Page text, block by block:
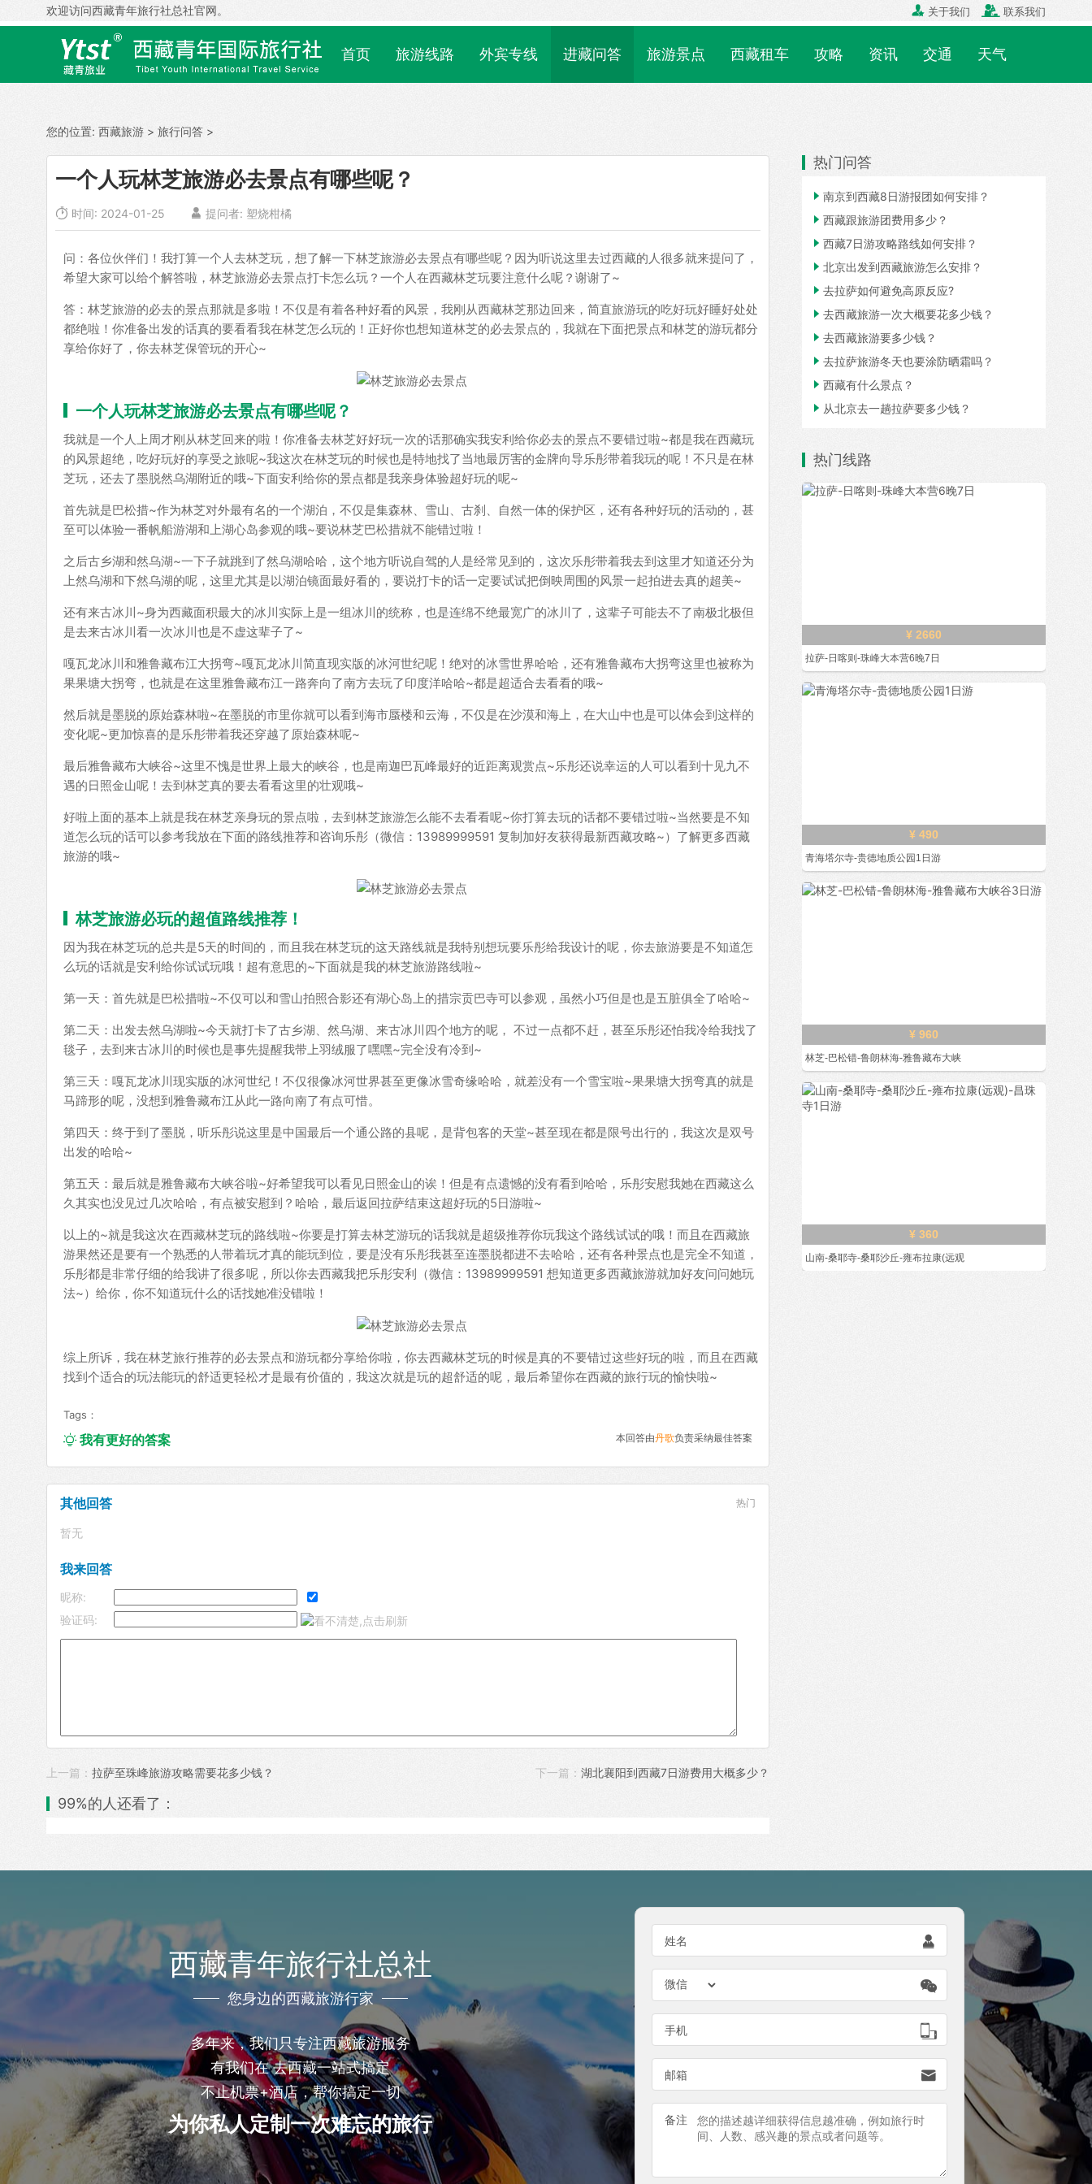
欢迎访问西藏青年旅行社总社官网。  关于我们  联系我们
首页 旅游线路 外宾专线 进藏问答 旅游景点 西藏租车 攻略 资讯 交通 天气
您的位置: 西藏旅游 > 旅行问答 >
一个人玩林芝旅游必去景点有哪些呢？
 时间: 2024-01-25  提问者: 塑烧柑橘
问：各位伙伴们！我打算一个人去林芝玩，想了解一下林芝旅游必去景点有哪些呢？因为听说这里去过西藏的人很多就来提问了，
希望大家可以给个解答啦，林芝旅游必去景点打卡怎么玩？一个人在西藏林芝玩要注意什么呢？谢谢了~
答：林芝旅游的必去的景点那就是多啦！不仅是有着各种好看的风景，我刚从西藏林芝那边回来，简直旅游玩的吃好玩好睡好处处
都绝啦！你准备出发的话真的要看看我在林芝怎么玩的！正好你也想知道林芝的必去景点的，我就在下面把景点和林芝的游玩都分
享给你好了，你去林芝保管玩的开心~
一个人玩林芝旅游必去景点有哪些呢？
我就是一个人上周才刚从林芝回来的啦！你准备去林芝好好玩一次的话那确实我安利给你必去的景点不要错过啦~都是我在西藏玩
的风景超绝，吃好玩好的享受之旅呢~我这次在林芝玩的时候也是特地找了当地最厉害的金牌向导乐彤带着我玩的呢！不只是在林
芝玩，还去了墨脱然乌湖附近的哦~下面安利给你的景点都是我亲身体验超好玩的呢~
首先就是巴松措~作为林芝对外最有名的一个湖泊，不仅是集森林、雪山、古刹、自然一体的保护区，还有各种好玩的活动的，甚
至可以体验一番帆船游湖和上湖心岛参观的哦~要说林芝巴松措就不能错过啦！
之后古乡湖和然乌湖~一下子就跳到了然乌湖哈哈，这个地方听说自驾的人是经常见到的，这次乐彤带着我去到这里才知道还分为
上然乌湖和下然乌湖的呢，这里尤其是以湖泊镜面最好看的，要说打卡的话一定要试试把倒映周围的风景一起拍进去真的超美~
还有来古冰川~身为西藏面积最大的冰川实际上是一组冰川的统称，也是连绵不绝最宽广的冰川了，这辈子可能去不了南极北极但
是去来古冰川看一次冰川也是不虚这辈子了~
嘎瓦龙冰川和雅鲁藏布江大拐弯~嘎瓦龙冰川简直现实版的冰河世纪呢！绝对的冰雪世界哈哈，还有雅鲁藏布大拐弯这里也被称为
果果塘大拐弯，也就是在这里雅鲁藏布江一路奔向了南方去玩了印度洋哈哈~都是超适合去看看的哦~
然后就是墨脱的原始森林啦~在墨脱的市里你就可以看到海市蜃楼和云海，不仅是在沙漠和海上，在大山中也是可以体会到这样的
变化呢~更加惊喜的是乐彤带着我还穿越了原始森林呢~
最后雅鲁藏布大峡谷~这里不愧是世界上最大的峡谷，也是南迦巴瓦峰最好的近距离观赏点~乐彤还说幸运的人可以看到十见九不
遇的日照金山呢！去到林芝真的要去看看这里的壮观哦~
好啦上面的基本上就是我在林芝亲身玩的景点啦，去到林芝旅游怎么能不去看看呢~你打算去玩的话都不要错过啦~当然要是不知
道怎么玩的话可以参考我放在下面的路线推荐和咨询乐彤（微信：13989999591 复制加好友获得最新西藏攻略~）了解更多西藏
旅游的哦~
林芝旅游必玩的超值路线推荐！
因为我在林芝玩的总共是5天的时间的，而且我在林芝玩的这天路线就是我特别想玩要乐彤给我设计的呢，你去旅游要是不知道怎
么玩的话就是安利给你试试玩哦！超有意思的~下面就是我的林芝旅游路线啦~
第一天：首先就是巴松措啦~不仅可以和雪山拍照合影还有湖心岛上的措宗贡巴寺可以参观，虽然小巧但是也是五脏俱全了哈哈~
第二天：出发去然乌湖啦~今天就打卡了古乡湖、然乌湖、来古冰川四个地方的呢， 不过一点都不赶，甚至乐彤还怕我冷给我找了
毯子，去到来古冰川的时候也是事先提醒我带上羽绒服了嘿嘿~完全没有冷到~
第三天：嘎瓦龙冰川现实版的冰河世纪！不仅很像冰河世界甚至更像冰雪奇缘哈哈，就差没有一个雪宝啦~果果塘大拐弯真的就是
马蹄形的呢，没想到雅鲁藏布江从此一路向南了有点可惜。
第四天：终于到了墨脱，听乐彤说这里是中国最后一个通公路的县呢，是背包客的天堂~甚至现在都是限号出行的，我这次是双号
出发的哈哈~
第五天：最后就是雅鲁藏布大峡谷啦~好希望我可以看见日照金山的诶！但是有点遗憾的没有看到哈哈，乐彤安慰我她在西藏这么
久其实也没见过几次哈哈，有点被安慰到？哈哈，最后返回拉萨结束这超好玩的5日游啦~
以上的~就是我这次在西藏林芝玩的路线啦~你要是打算去林芝游玩的话我就是超级推荐你玩我这个路线试试的哦！而且在西藏旅
游果然还是要有一个熟悉的人带着玩才真的能玩到位，要是没有乐彤我甚至连墨脱都进不去哈哈，还有各种景点也是完全不知道，
乐彤都是非常仔细的给我讲了很多呢，所以你去西藏我把乐彤安利（微信：13989999591 想知道更多西藏旅游就加好友问问她玩
法~）给你，你不知道玩什么的话找她准没错啦！
综上所诉，我在林芝旅行推荐的必去景点和游玩都分享给你啦，你去西藏林芝玩的时候是真的不要错过这些好玩的啦，而且在西藏
找到个适合的玩法能玩的舒适更轻松才是最有价值的，我这次就是玩的超舒适的呢，最后希望你在西藏的旅行玩的愉快啦~
Tags：
我有更好的答案 本回答由丹歌负责采纳最佳答案
其他回答 热门
暂无
我来回答
昵称:
验证码:
上一篇： 拉萨至珠峰旅游攻略需要花多少钱？ 下一篇： 湖北襄阳到西藏7日游费用大概多少？
99%的人还看了：
热门问答
 南京到西藏8日游报团如何安排？
 西藏跟旅游团费用多少？
 西藏7日游攻略路线如何安排？
 北京出发到西藏旅游怎么安排？
 去拉萨如何避免高原反应?
 去西藏旅游一次大概要花多少钱？
 去西藏旅游要多少钱？
 去拉萨旅游冬天也要涂防晒霜吗？
 西藏有什么景点？
 从北京去一趟拉萨要多少钱？
热门线路
¥ 2660
拉萨-日喀则-珠峰大本营6晚7日
¥ 490
青海塔尔寺-贵德地质公园1日游
¥ 960
林芝-巴松错-鲁朗林海-雅鲁藏布大峡
¥ 360
山南-桑耶寺-桑耶沙丘-雍布拉康(远观
西藏青年旅行社总社
您身边的西藏旅游行家
多年来，我们只专注西藏旅游服务
有我们在 去西藏一站式搞定
不止机票+酒店，帮你搞定一切
为你私人定制一次难忘的旅行
姓名 

手机 
邮箱 
备注